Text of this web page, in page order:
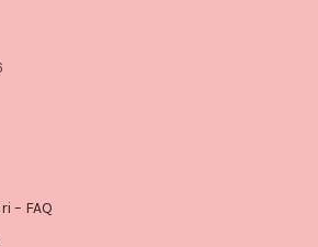
– FAQ